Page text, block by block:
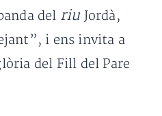
del riu Jordà,
i ens invita a
del Fill del Pare